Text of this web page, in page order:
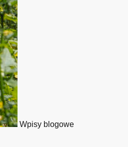
Wpisy blogowe